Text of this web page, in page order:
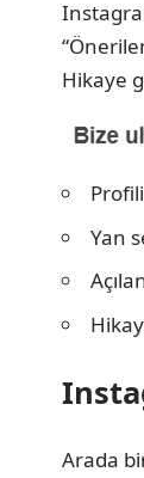
Hikaye
Yan
Arada